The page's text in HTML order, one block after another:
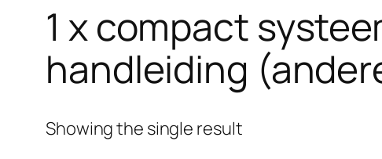
‎1 x compact
handleiding
Showing the single result